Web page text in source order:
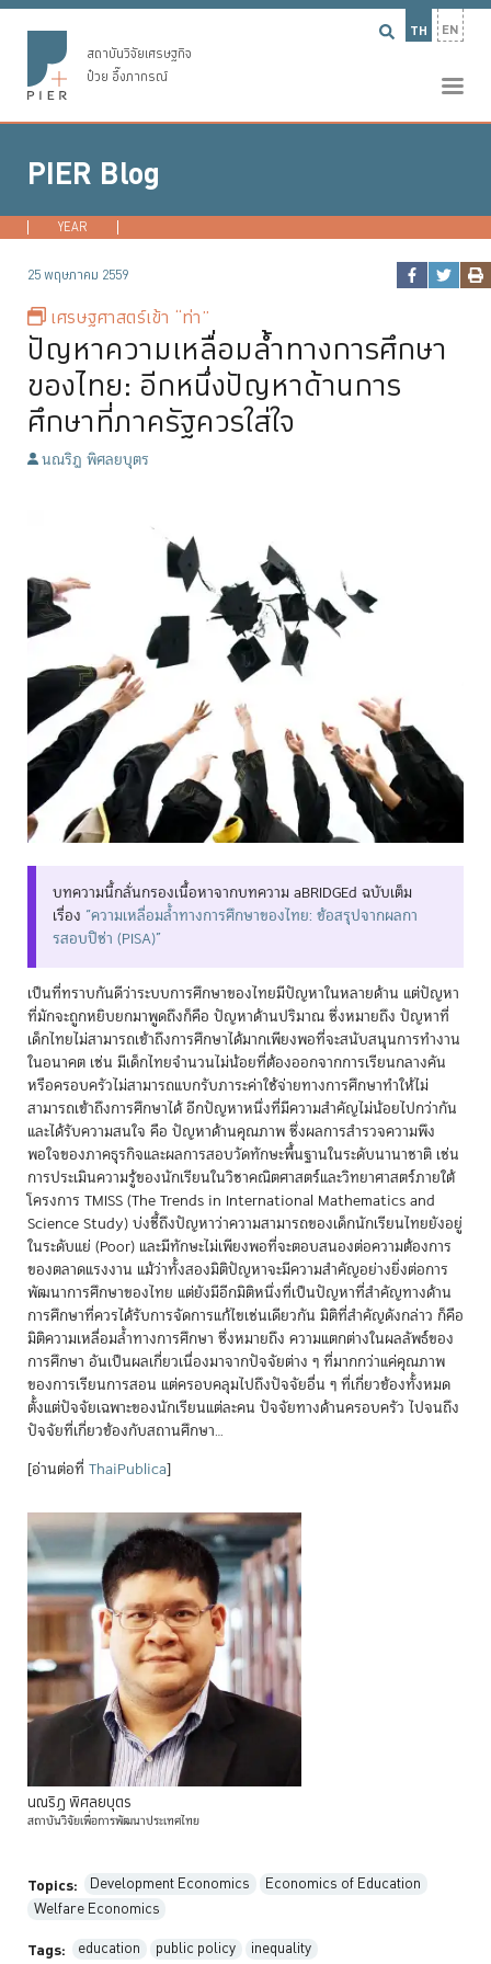
TH EN
สถาบันวิจัยเศรษฐกิจ
ป๋วย อึ๊งภากรณ์
PIER Blog
YEAR
25 พฤษภาคม 2559
เศรษฐศาสตร์เข้า “ท่า”
ปัญหาความเหลื่อมล้ำทางการศึกษา
ของไทย: อีกหนึ่งปัญหาด้านการ
ศึกษาที่ภาครัฐควรใส่ใจ
นณริฏ พิศลยบุตร
บทความนี้กลั่นกรองเนื้อหาจากบทความ aBRIDGEd ฉบับเต็ม
เรื่อง “ความเหลื่อมล้ำทางการศึกษาของไทย: ข้อสรุปจากผลกา
รสอบปิซ่า (PISA)”
เป็นที่ทราบกันดีว่าระบบการศึกษาของไทยมีปัญหาในหลายด้าน แต่ปัญหา
ที่มักจะถูกหยิบยกมาพูดถึงก็คือ ปัญหาด้านปริมาณ ซึ่งหมายถึง ปัญหาที่
เด็กไทยไม่สามารถเข้าถึงการศึกษาได้มากเพียงพอที่จะสนับสนุนการทำงาน
ในอนาคต เช่น มีเด็กไทยจำนวนไม่น้อยที่ต้องออกจากการเรียนกลางคัน
หรือครอบครัวไม่สามารถแบกรับภาระค่าใช้จ่ายทางการศึกษาทำให้ไม่
สามารถเข้าถึงการศึกษาได้ อีกปัญหาหนึ่งที่มีความสำคัญไม่น้อยไปกว่ากัน
และได้รับความสนใจ คือ ปัญหาด้านคุณภาพ ซึ่งผลการสำรวจความพึง
พอใจของภาคธุรกิจและผลการสอบวัดทักษะพื้นฐานในระดับนานาชาติ เช่น
การประเมินความรู้ของนักเรียนในวิชาคณิตศาสตร์และวิทยาศาสตร์ภายใต้
โครงการ TMISS (The Trends in International Mathematics and
Science Study) บ่งชี้ถึงปัญหาว่าความสามารถของเด็กนักเรียนไทยยังอยู่
ในระดับแย่ (Poor) และมีทักษะไม่เพียงพอที่จะตอบสนองต่อความต้องการ
ของตลาดแรงงาน แม้ว่าทั้งสองมิติปัญหาจะมีความสำคัญอย่างยิ่งต่อการ
พัฒนาการศึกษาของไทย แต่ยังมีอีกมิติหนึ่งที่เป็นปัญหาที่สำคัญทางด้าน
การศึกษาที่ควรได้รับการจัดการแก้ไขเช่นเดียวกัน มิติที่สำคัญดังกล่าว ก็คือ
มิติความเหลื่อมล้ำทางการศึกษา ซึ่งหมายถึง ความแตกต่างในผลลัพธ์ของ
การศึกษา อันเป็นผลเกี่ยวเนื่องมาจากปัจจัยต่าง ๆ ที่มากกว่าแค่คุณภาพ
ของการเรียนการสอน แต่ครอบคลุมไปถึงปัจจัยอื่น ๆ ที่เกี่ยวข้องทั้งหมด
ตั้งแต่ปัจจัยเฉพาะของนักเรียนแต่ละคน ปัจจัยทางด้านครอบครัว ไปจนถึง
ปัจจัยที่เกี่ยวข้องกับสถานศึกษา…
[อ่านต่อที่ ThaiPublica]
นณริฏ พิศลยบุตร
สถาบันวิจัยเพื่อการพัฒนาประเทศไทย
Topics: Development Economics
Economics of Education
Welfare Economics
Tags: education public policy inequality